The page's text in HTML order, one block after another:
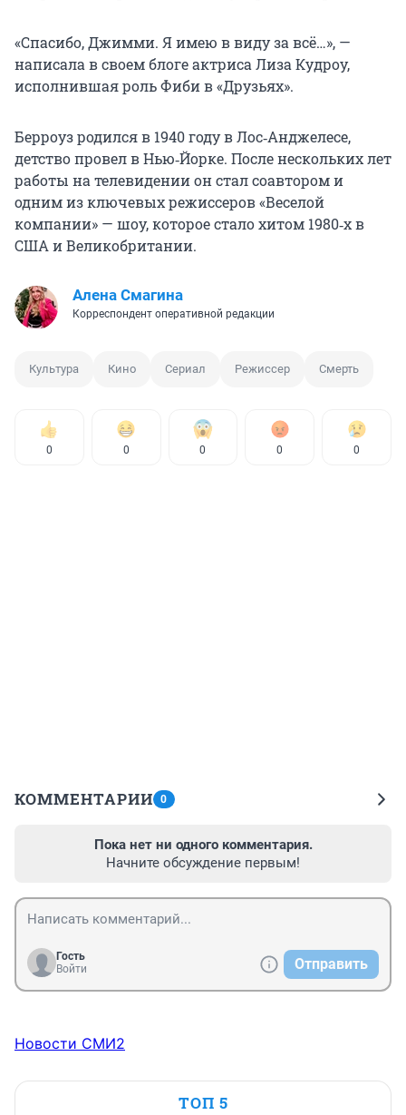
«Спасибо, Джимми. Я имею в виду за всё…», —
написала в своем блоге актриса Лиза Кудроу,
исполнившая роль Фиби в «Друзьях».
Берроуз родился в 1940 году в Лос‑Анджелесе,
детство провел в Нью‑Йорке. После нескольких лет
работы на телевидении он стал соавтором и
одним из ключевых режиссеров «Веселой
компании» — шоу, которое стало хитом 1980‑х в
США и Великобритании.
Алена Смагина
Корреспондент оперативной редакции
Культура Кино Сериал Режиссер Смерть
0 0 0 0 0
КОММЕНТАРИИ 0
Пока нет ни одного комментария.
Начните обсуждение первым!
Гость
Войти
Отправить
Новости СМИ2
ТОП 5